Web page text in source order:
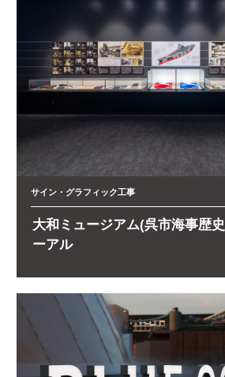
PRIVACY POLICY
INQUIRY お問合せ
サイン・グラフィック工事
大和ミュージアム(呉市海事歴
ーアル